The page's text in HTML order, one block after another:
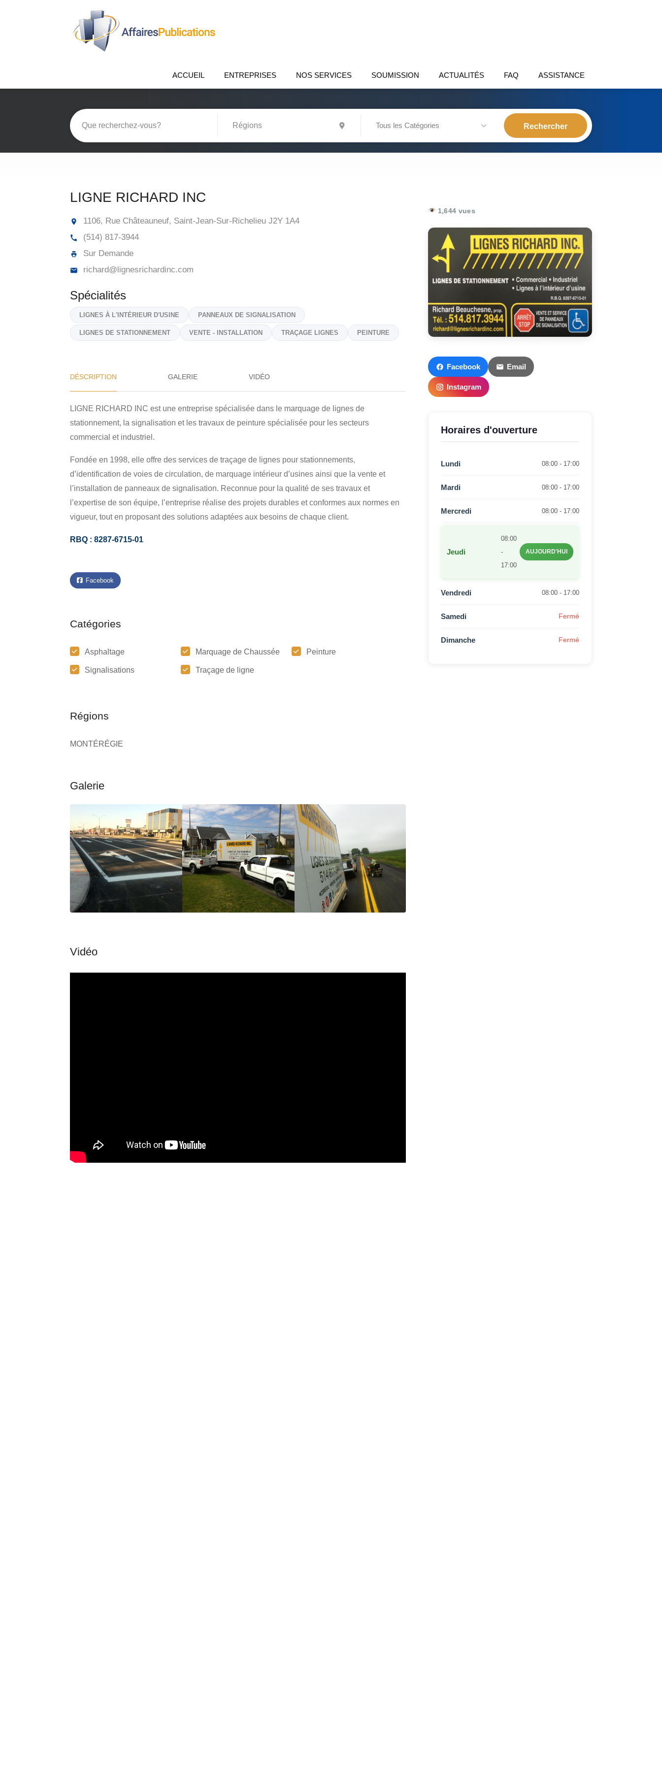
ACCUEIL ENTREPRISES NOS SERVICES SOUMISSION ACTUALITÉS FAQ ASSISTANCE
Tous les Catégories
LIGNE RICHARD INC
1106, Rue Châteauneuf, Saint-Jean-Sur-Richelieu J2Y 1A4
(514) 817-3944
Sur Demande
richard@lignesrichardinc.com
Spécialités
LIGNES À L'INTÉRIEUR D'USINE PANNEAUX DE SIGNALISATION
LIGNES DE STATIONNEMENT VENTE - INSTALLATION TRAÇAGE LIGNES PEINTURE
DÉSCRIPTION GALERIE VIDÉO
LIGNE RICHARD INC est une entreprise spécialisée dans le marquage de lignes de
stationnement, la signalisation et les travaux de peinture spécialisée pour les secteurs
commercial et industriel.
Fondée en 1998, elle offre des services de traçage de lignes pour stationnements,
d’identification de voies de circulation, de marquage intérieur d’usines ainsi que la vente et
l’installation de panneaux de signalisation. Reconnue pour la qualité de ses travaux et
l’expertise de son équipe, l’entreprise réalise des projets durables et conformes aux normes en
vigueur, tout en proposant des solutions adaptées aux besoins de chaque client.
RBQ : 8287-6715-01
Facebook
Catégories
Asphaltage Marquage de Chaussée Peinture
Signalisations Traçage de ligne
Régions
MONTÉRÉGIE
1,644 vues
Facebook Email
Instagram
Horaires d'ouverture
Lundi 08:00 - 17:00
Mardi 08:00 - 17:00
Mercredi 08:00 - 17:00
Jeudi
08:00
-
17:00
AUJOURD'HUI
Vendredi 08:00 - 17:00
Samedi Fermé
Dimanche Fermé